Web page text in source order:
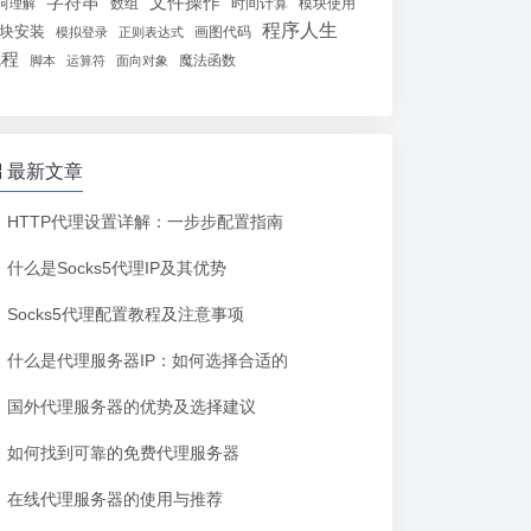
理解
安装 模拟登录 正则表达式 画图代码 程序人生
脚本 运算符 面向对象 魔法函数
最新文章
HTTP代理设置详解：一步步配置指南
什么是Socks5代理IP及其优势
Socks5代理配置教程及注意事项
什么是代理服务器IP：如何选择合适的
国外代理服务器的优势及选择建议
如何找到可靠的免费代理服务器
在线代理服务器的使用与推荐